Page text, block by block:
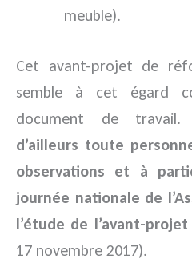
meuble).
Cet avant-projet de
semble à cet égard
document de travail.
d’ailleurs toute
observations et à
journée nationale de
l’étude de l’avant-projet
17 novembre 2017).